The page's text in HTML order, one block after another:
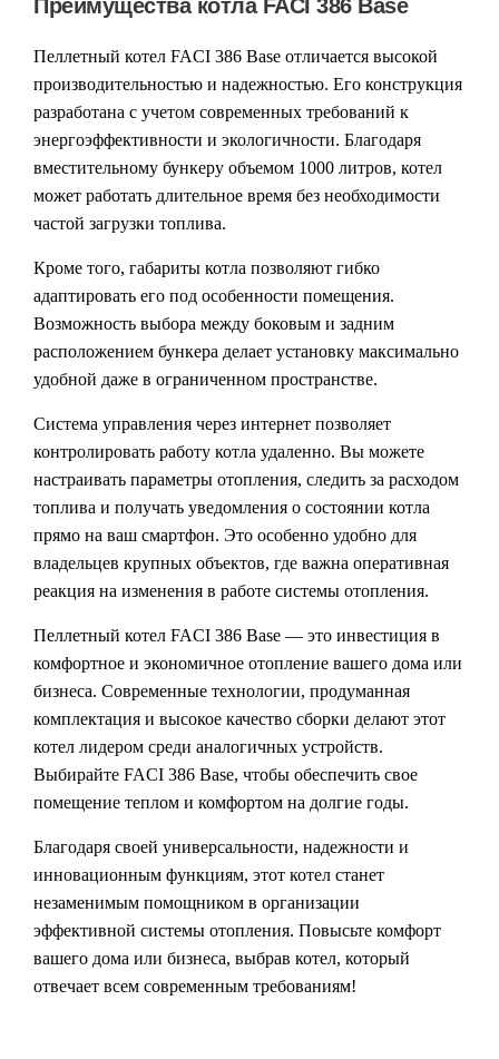
Преимущества котла FACI 386 Base
Пеллетный котел FACI 386 Base отличается высокой
производительностью и надежностью. Его конструкция
разработана с учетом современных требований к
энергоэффективности и экологичности. Благодаря
вместительному бункеру объемом 1000 литров, котел
может работать длительное время без необходимости
частой загрузки топлива.
Кроме того, габариты котла позволяют гибко
адаптировать его под особенности помещения.
Возможность выбора между боковым и задним
расположением бункера делает установку максимально
удобной даже в ограниченном пространстве.
Система управления через интернет позволяет
контролировать работу котла удаленно. Вы можете
настраивать параметры отопления, следить за расходом
топлива и получать уведомления о состоянии котла
прямо на ваш смартфон. Это особенно удобно для
владельцев крупных объектов, где важна оперативная
реакция на изменения в работе системы отопления.
Пеллетный котел FACI 386 Base — это инвестиция в
комфортное и экономичное отопление вашего дома или
бизнеса. Современные технологии, продуманная
комплектация и высокое качество сборки делают этот
котел лидером среди аналогичных устройств.
Выбирайте FACI 386 Base, чтобы обеспечить свое
помещение теплом и комфортом на долгие годы.
Благодаря своей универсальности, надежности и
инновационным функциям, этот котел станет
незаменимым помощником в организации
эффективной системы отопления. Повысьте комфорт
вашего дома или бизнеса, выбрав котел, который
отвечает всем современным требованиям!